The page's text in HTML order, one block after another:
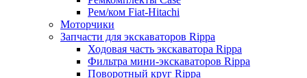
Рем/ком Fiat-Hitachi
Моторчики
Запчасти для экскаваторов Rippa
Ходовая часть экскаватора Rippa
Фильтра мини-экскаваторов Rippa
Поворотный круг Rippa